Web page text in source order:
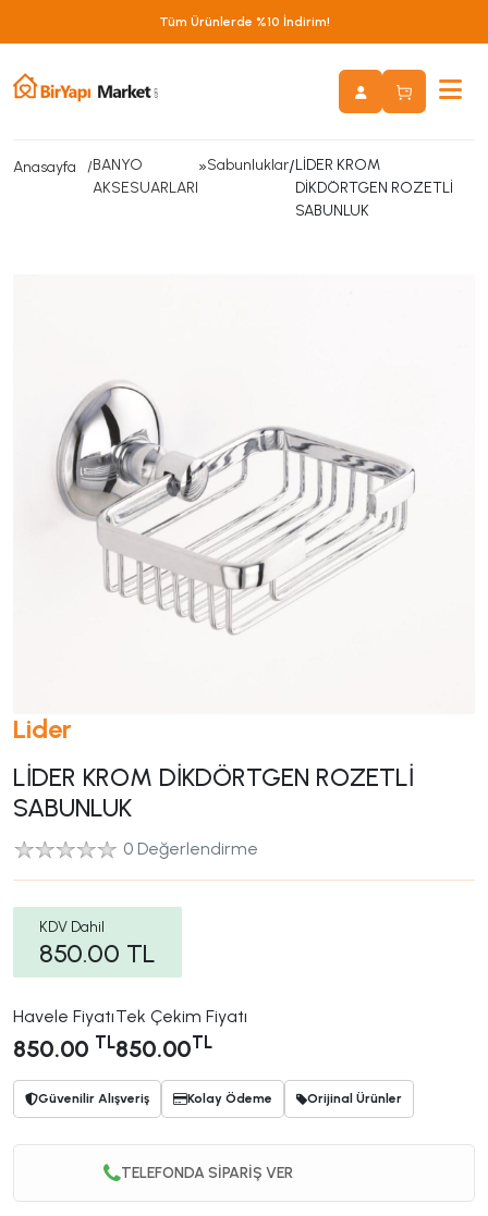
Tüm Ürünlerde %10 İndirim!
Anasayfa
BANYO
AKSESUARLARI
»Sabunluklar/LİDER KROM
DİKDÖRTGEN ROZETLİ
SABUNLUK
Lider
LİDER KROM DİKDÖRTGEN ROZETLİ
SABUNLUK
0 Değerlendirme
KDV Dahil
850.00 TL
Havele Fiyatı
850.00 TL
Tek Çekim Fiyatı
850.00TL
Güvenilir Alışveriş Kolay Ödeme Orijinal Ürünler
TELEFONDA SİPARİŞ VER